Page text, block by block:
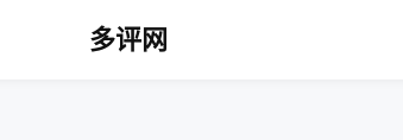
多评网